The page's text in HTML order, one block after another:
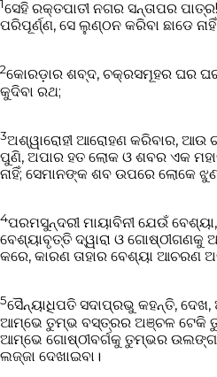
1ସେହି ରକ୍ତପାତୀ ନଗର ସନ୍ତାପର
ପରିପୂର୍ଣ୍ଣ, ସେ ଲୁଣ୍ଠନ କରିବା ଛାଡେ
2କୋରଡ଼ାର ଶବ୍ଦ, ଚକ୍ରସମୂହର ଘର
କୁଦିବା ରଥ;
3ଅଶ୍ୱାରୋହୀ ଆରୋହଣ କରିବାର, ଆଉ
ପୁଣି, ଅପାର ହତ ଲୋକ ଓ ଶବର ଏକ
ନାହିଁ; ସେମାନଙ୍କ ଶବ ଉପରେ ଲୋକେ
4ପରମସୁନ୍ଦରୀ ମାୟାବିନୀ ଯେଉଁ
ବେଶ୍ୟାବୃତ୍ତି ଦ୍ୱାରା ଓ ଗୋଷ୍ଠୀଗଣକୁ
କରେ, କାରଣ ତାହାର ବେଶ୍ୟା ଆଚରଣ
5ସୈନ୍ୟାଧିପତି ସଦାପ୍ରଭୁ କହନ୍ତି,
ଆମ୍ଭେ ତୁମ୍ଭ ବସ୍ତ୍ରର ଅଞ୍ଚଳ ଟେକି
ଆମ୍ଭେ ଗୋଷ୍ଠୀବର୍ଗକୁ ତୁମ୍ଭର
ଲଜ୍ଜା ଦେଖାଇବା।